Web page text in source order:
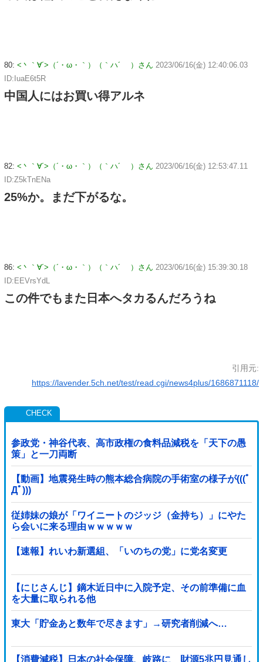
80: <丶｀∀´>（´・ω・｀）（｀ハ´ ）さん 2023/06/16(金) 12:40:06.03
ID:IuaE6t5R
中国人にはお買い得アルネ
82: <丶｀∀´>（´・ω・｀）（｀ハ´ ）さん 2023/06/16(金) 12:53:47.11
ID:Z5kTnENa
25%か。まだ下がるな。
86: <丶｀∀´>（´・ω・｀）（｀ハ´ ）さん 2023/06/16(金) 15:39:30.18
ID:EEVrsYdL
この件でもまた日本へタカるんだろうね
引用元:
https://lavender.5ch.net/test/read.cgi/news4plus/1686871118/
参政党・神谷代表、高市政権の食料品減税を「天下の愚
策」と一刀両断
【動画】地震発生時の熊本総合病院の手術室の様子が(((ﾟ
Дﾟ)))
従姉妹の娘が「ワイニートのジッジ（金持ち）」にやた
ら会いに来る理由ｗｗｗｗｗ
【速報】れいわ新選組、「いのちの党」に党名変更
【にじさんじ】鏑木近日中に入院予定、その前準備に血
を大量に取られる他
東大「貯金あと数年で尽きます」→研究者削減へ…
【消費減税】日本の社会保障、岐路に 財源5兆円見通し